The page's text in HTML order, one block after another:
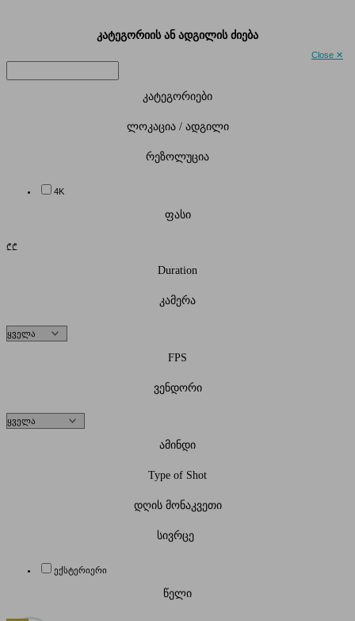
Close ✕
კატეგორიის ან ადგილის ძიება
კატეგორიები
ლოკაცია / ადგილი
რეზოლუცია
4K
ფასი
₾₾
Duration
კამერა
FPS
ვენდორი
ამინდი
Type of Shot
დღის მონაკვეთი
სივრცე
ექსტერიერი
წელი